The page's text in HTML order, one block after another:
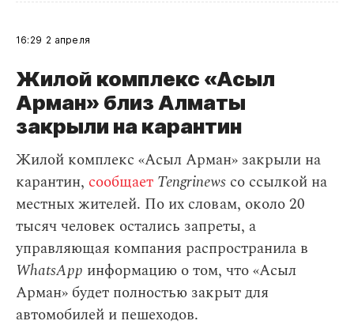
16:29 2 апреля
Жилой комплекс «Асыл
Арман» близ Алматы
закрыли на карантин
Жилой комплекс «Асыл Арман» закрыли на
карантин, сообщает Tengrinews со ссылкой на
местных жителей. По их словам, около 20
тысяч человек остались запреты, а
управляющая компания распространила в
WhatsApp информацию о том, что «Асыл
Арман» будет полностью закрыт для
автомобилей и пешеходов.